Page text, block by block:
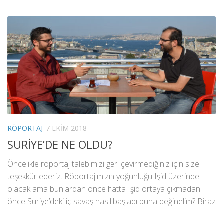
RÖPORTAJ 7 EKIM 2018
SURİYE’DE NE OLDU?
Öncelikle röportaj talebimizi geri çevirmediğiniz için size
teşekkür ederiz. Röportajımızın yoğunluğu Işid üzerinde
olacak ama bunlardan önce hatta Işid ortaya çıkmadan
önce Suriye’deki iç savaş nasıl başladı buna değinelim? Biraz